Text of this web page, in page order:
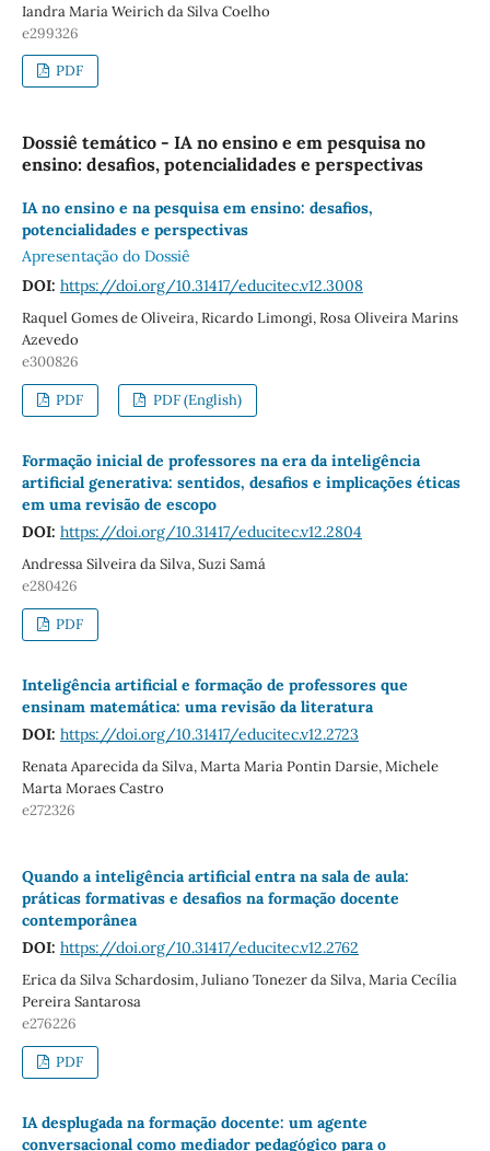
Iandra Maria Weirich da Silva Coelho
e299326
PDF
Dossiê temático - IA no ensino e em pesquisa no
ensino: desafios, potencialidades e perspectivas
IA no ensino e na pesquisa em ensino: desafios,
potencialidades e perspectivas
Apresentação do Dossiê
DOI: https://doi.org/10.31417/educitec.v12.3008
Raquel Gomes de Oliveira, Ricardo Limongi, Rosa Oliveira Marins
Azevedo
e300826
PDF PDF (English)
Formação inicial de professores na era da inteligência
artificial generativa: sentidos, desafios e implicações éticas
em uma revisão de escopo
DOI: https://doi.org/10.31417/educitec.v12.2804
Andressa Silveira da Silva, Suzi Samá
e280426
PDF
Inteligência artificial e formação de professores que
ensinam matemática: uma revisão da literatura
DOI: https://doi.org/10.31417/educitec.v12.2723
Renata Aparecida da Silva, Marta Maria Pontin Darsie, Michele
Marta Moraes Castro
e272326
Quando a inteligência artificial entra na sala de aula:
práticas formativas e desafios na formação docente
contemporânea
DOI: https://doi.org/10.31417/educitec.v12.2762
Erica da Silva Schardosim, Juliano Tonezer da Silva, Maria Cecília
Pereira Santarosa
e276226
PDF
IA desplugada na formação docente: um agente
conversacional como mediador pedagógico para o